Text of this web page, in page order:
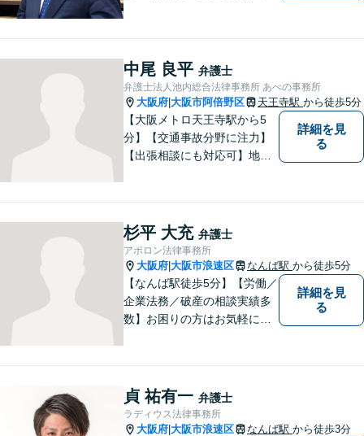
相続、インターネット上のト
ラブルに注力！！
中尾 良平 弁護士
弁護士法人池内総合法律事務所 あべの事務所
大阪府 大阪市阿倍野区 天王寺駅 から徒歩5分
【大阪メトロ天王寺駅から5
分】【交通事故分野に注力】
【出張相談にも対応可】地元
幅広い法律サービスを提供い
たします。お気軽にご相談く
ださい。
詳細を見
る
杉平 大充 弁護士
アポロン法律事務所
大阪府 大阪市浪速区 なんば駅 から徒歩5分
【なんば駅徒歩5分】【労働／
企業法務／破産の相談実績多
数】お困りの方はお気軽にご
詳細を見
る
貞 祐有一 弁護士
ラディウス法律事務所
大阪府 大阪市浪速区 なんば駅 から徒歩3分